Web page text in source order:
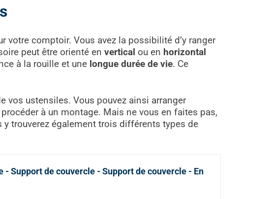
votre comptoir. Vous avez la possibilité d’y ranger
peut être orienté en vertical ou en horizontal
à la rouille et une longue durée de vie. Ce
vos ustensiles. Vous pouvez ainsi arranger
à un montage. Mais ne vous en faites pas,
y trouverez également trois différents types de
Support de couvercle - Support de couvercle - En